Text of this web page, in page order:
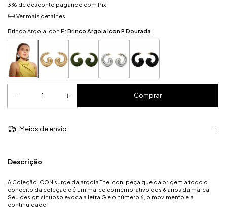
3% de desconto pagando com Pix
Ver mais detalhes
Brinco Argola Icon P: Brinco Argola Icon P Dourada
Meios de envio
Descrição
A Coleção ICON surge da argola The Icon, peça que da origem a todo o
conceito da coleção e é um marco comemorativo dos 6 anos da marca.
Seu design sinuoso evoca a letra G e o número 6, o movimento e a
continuidade.